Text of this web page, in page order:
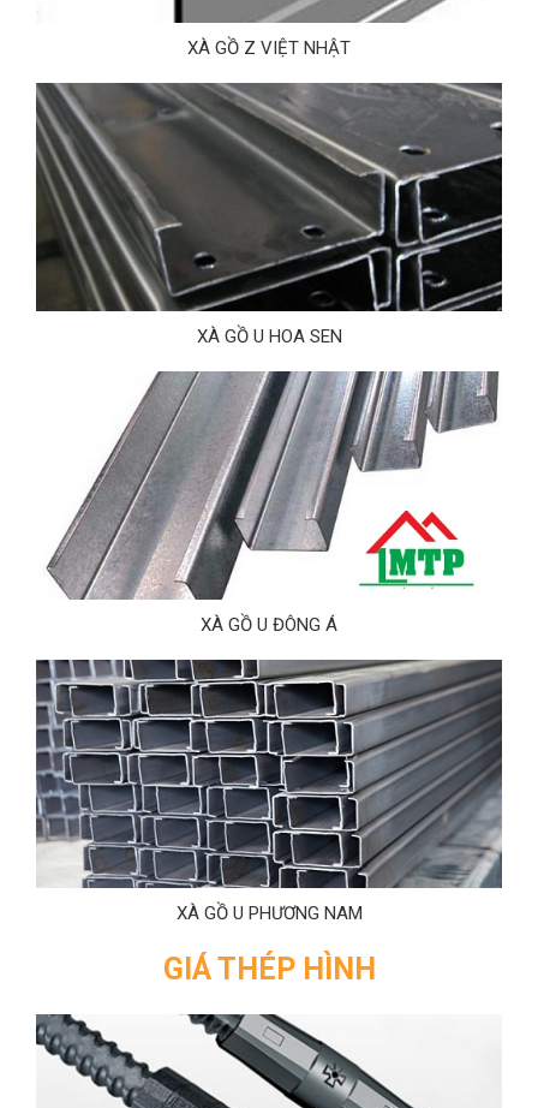
XÀ GỒ Z VIỆT NHẬT
XÀ GỒ U HOA SEN
XÀ GỒ U ĐÔNG Á
XÀ GỒ U PHƯƠNG NAM
GIÁ THÉP HÌNH